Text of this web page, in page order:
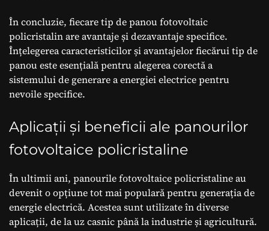
În concluzie, fiecare tip de panou fotovoltaic
policristalin are avantaje și dezavantaje specifice.
Înțelegerea caracteristicilor și avantajelor fiecărui tip de
panou este esențială pentru alegerea corectă a
sistemului de generare a energiei electrice pentru
nevoile specifice.
Aplicații și beneficii ale panourilor
fotovoltaice policristaline
În ultimii ani, panourile fotovoltaice policristaline au
devenit o opțiune tot mai populară pentru generația de
energie electrică. Acestea sunt utilizate în diverse
aplicații, de la uz casnic până la industrie și agricultură.